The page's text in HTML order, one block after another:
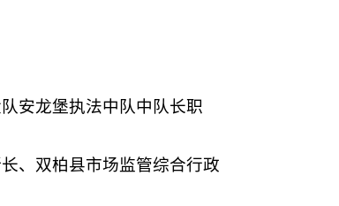
安龙堡执法中队中队长职
、双柏县市场监管综合行政